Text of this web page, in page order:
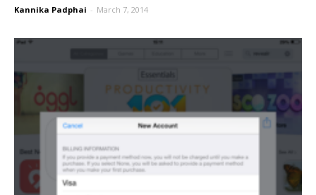
Kannika Padphai - March 7, 2014